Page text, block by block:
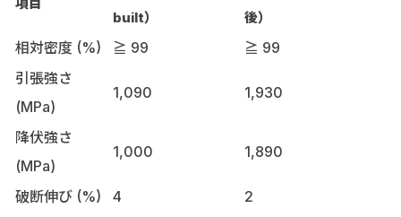
built）
後）
相対密度 (%) ≧ 99
≧ 99
引張強さ
(MPa)
1,090 1,930
降伏強さ
(MPa)
1,000 1,890
破断伸び (%) 4
2